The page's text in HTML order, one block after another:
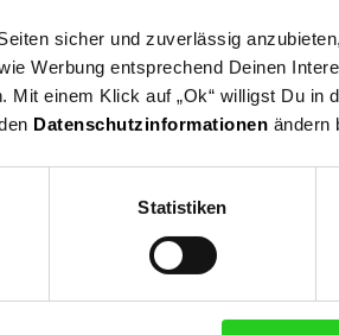
sicher und zuverlässig
Werbung entsprechend Deinen
einem Klick auf „Ok“ willigst Du in
Datenschutzinformationen ändern
Statistiken